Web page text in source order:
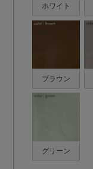
ホワイト
ブラウン
グリーン